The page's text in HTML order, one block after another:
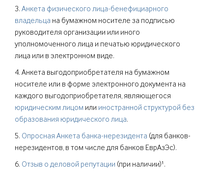
3. Анкета физического лица-бенефициарного
владельца на бумажном носителе за подписью
руководителя организации или иного
уполномоченного лица и печатью юридического
лица или в электронном виде.
4. Анкета выгодоприобретателя на бумажном
носителе или в форме электронного документа на
каждого выгодоприобретателя, являющегося
юридическим лицом или иностранной структурой без
образования юридического лица.
5. Опросная Анкета банка-нерезидента (для банков-
нерезидентов, в том числе для банков ЕврАзЭс).
6. Отзыв о деловой репутации (при наличии)¹.